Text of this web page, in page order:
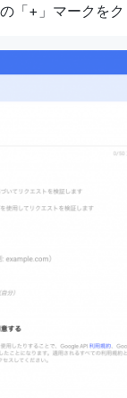
「+」マークを